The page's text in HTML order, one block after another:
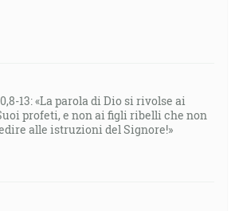
13: «La parola di Dio si rivolse ai
profeti, e non ai figli ribelli che non
alle istruzioni del Signore!»